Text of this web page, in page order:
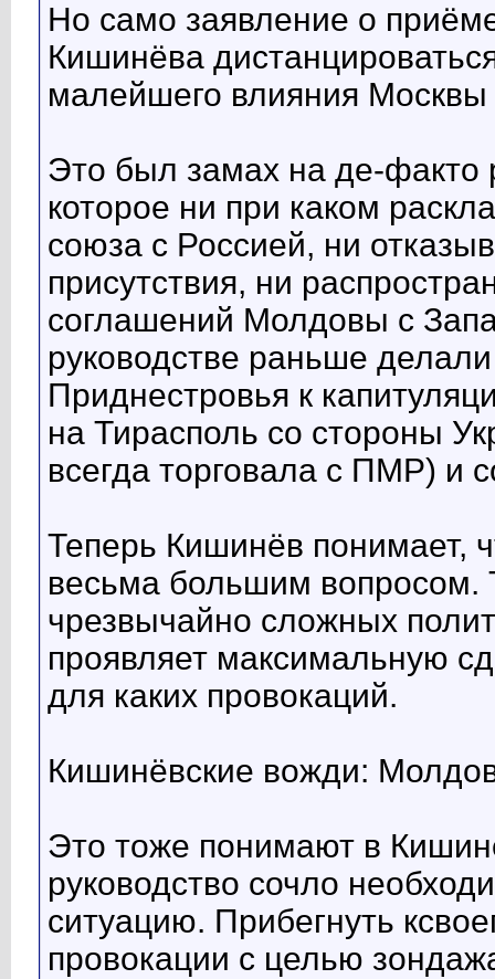
Но само заявление о
Кишинёва
малейшего влияния Москвы
Это был замах на де-факто
которое ни при каком
союза с Россией, ни
присутствия, ни
соглашений Молдовы с
руководстве раньше
Приднестровья к
на Тирасполь со стороны
всегда торговала с ПМР) и
Теперь Кишинёв понимает,
весьма большим вопросом.
чрезвычайно сложных
проявляет максимальную
для каких провокаций.
Кишинёвские вожди:
Это тоже понимают в
руководство сочло
ситуацию. Прибегнуть
провокации с целью